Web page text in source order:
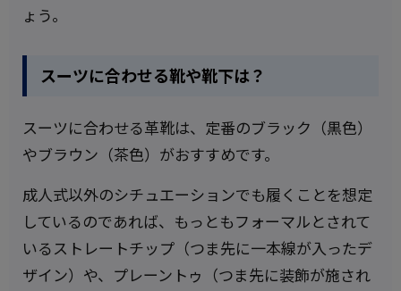
ょう。
スーツに合わせる靴や靴下は？
スーツに合わせる革靴は、定番のブラック（黒色）
やブラウン（茶色）がおすすめです。
成人式以外のシチュエーションでも履くことを想定
しているのであれば、もっともフォーマルとされて
いるストレートチップ（つま先に一本線が入ったデ
ザイン）や、プレーントゥ（つま先に装飾が施され